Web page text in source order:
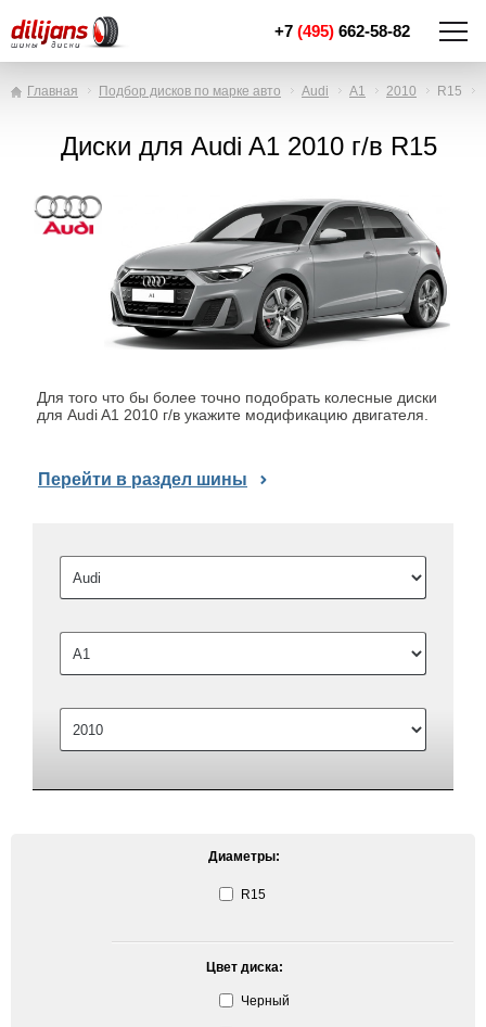
+7 (495) 662-58-82
Главная Подбор дисков по марке авто Audi A1 2010 R15
Диски для Audi A1 2010 г/в R15
Для того что бы более точно подобрать колесные диски
для Audi A1 2010 г/в укажите модификацию двигателя.
Перейти в раздел шины
Диаметры:
R15
Цвет диска:
Черный